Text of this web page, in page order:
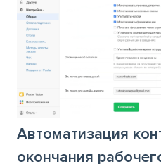
Автоматизация
окончания